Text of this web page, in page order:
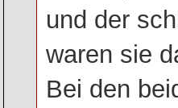
und der
waren sie
Bei den